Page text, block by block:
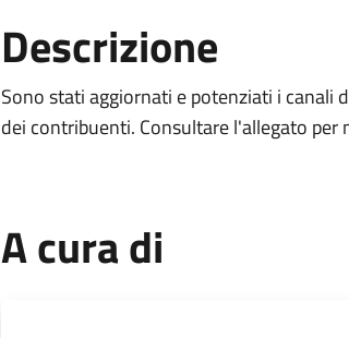
Descrizione
Sono stati aggiornati e potenziati i canali
dei contribuenti. Consultare l'allegato per
A cura di